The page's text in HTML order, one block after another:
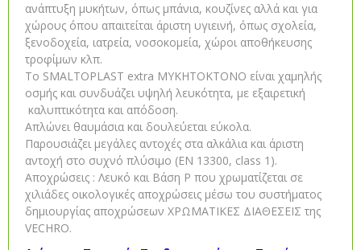
ανάπτυξη μυκήτων, όπως μπάνια, κουζίνες αλλά και για
χώρους όπου απαιτείται άριστη υγιεινή, όπως σχολεία,
ξενοδοχεία, ιατρεία, νοσοκομεία, χώροι αποθήκευσης
τροφίμων κλπ.
Το SMALTOPLAST extra ΜΥΚΗΤΟΚΤΟΝΟ είναι χαμηλής
οσμής και συνδυάζει υψηλή λευκότητα, με εξαιρετική
καλυπτικότητα και απόδοση.
Απλώνει θαυμάσια και δουλεύεται εύκολα.
Παρουσιάζει μεγάλες αντοχές στα αλκάλια και άριστη
αντοχή στο συχνό πλύσιμο (ΕΝ 13300, class 1).
Αποχρώσεις : Λευκό και Βάση P που χρωματίζεται σε
χιλιάδες οικολογικές αποχρώσεις μέσω του συστήματος
δημιουργίας αποχρώσεων ΧΡΩΜΑΤΙΚΕΣ ΔΙΑΘΕΣΕΙΣ της
VECHRO.